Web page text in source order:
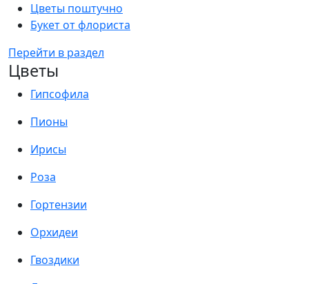
Цветы поштучно
Букет от флориста
Перейти в раздел
Цветы
Гипсофила
Пионы
Ирисы
Роза
Гортензии
Орхидеи
Гвоздики